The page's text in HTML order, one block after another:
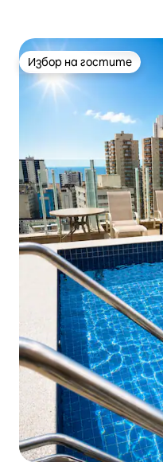
Избор на гостите
Избор на гостите